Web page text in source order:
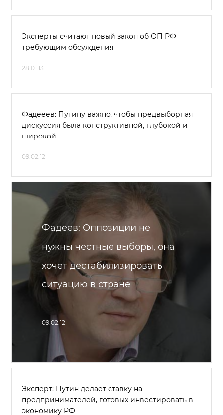
Эксперты считают новый закон об ОП РФ
требующим обсуждения
28.01.13
Фадееев: Путину важно, чтобы предвыборная
дискуссия была конструктивной, глубокой и
широкой
09.02.12
Фадеев: Оппозиции не
нужны честные выборы, она
хочет дестабилизировать
ситуацию в стране
09.02.12
Эксперт: Путин делает ставку на
предпринимателей, готовых инвестировать в
экономику РФ